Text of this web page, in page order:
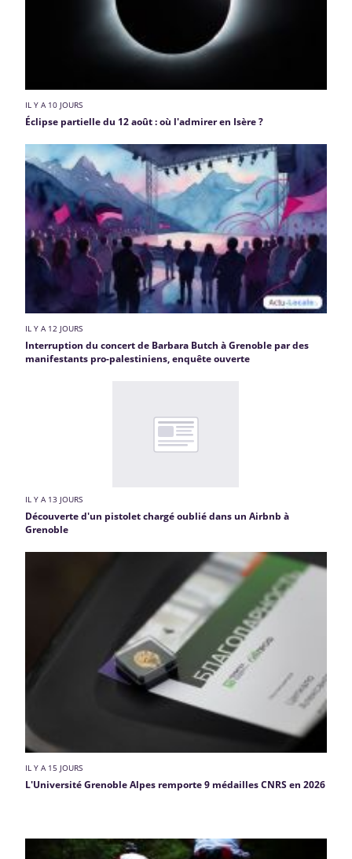
IL Y A 10 JOURS
Éclipse partielle du 12 août : où l'admirer en Isère ?
IL Y A 12 JOURS
Interruption du concert de Barbara Butch à Grenoble par des
manifestants pro-palestiniens, enquête ouverte
IL Y A 13 JOURS
Découverte d'un pistolet chargé oublié dans un Airbnb à
Grenoble
IL Y A 15 JOURS
L'Université Grenoble Alpes remporte 9 médailles CNRS en 2026